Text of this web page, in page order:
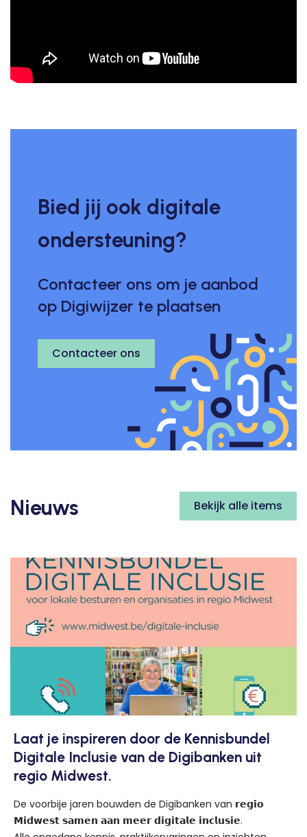
Bied jij ook digitale
ondersteuning?
Contacteer ons om je aanbod
op Digiwijzer te plaatsen
Contacteer ons
Nieuws Bekijk alle items
Laat je inspireren door de Kennisbundel
Digitale Inclusie van de Digibanken uit
regio Midwest.
De voorbije jaren bouwden de Digibanken van 𝗿𝗲𝗴𝗶𝗼
𝗠𝗶𝗱𝘄𝗲𝘀𝘁 𝘀𝗮𝗺𝗲𝗻 𝗮𝗮𝗻 𝗺𝗲𝗲𝗿 𝗱𝗶𝗴𝗶𝘁𝗮𝗹𝗲 𝗶𝗻𝗰𝗹𝘂𝘀𝗶𝗲.